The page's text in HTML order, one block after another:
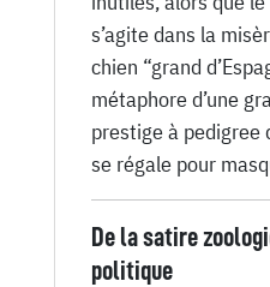
s’agite dans la
chien “grand
métaphore d’une
prestige à pedigree
se régale pour
De la satire
politique